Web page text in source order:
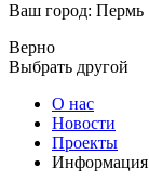
Ваш город: Пермь
Верно
Выбрать другой
О нас
Новости
Проекты
Информация